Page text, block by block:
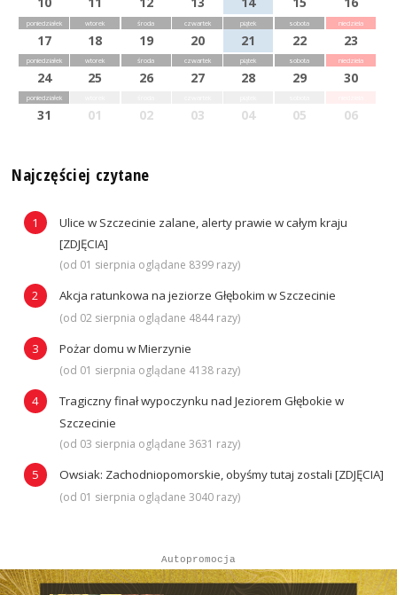
poniedziałek
17
wtorek
18
środa
19
czwartek
20
piątek
21
sobota
22
niedziela
23
poniedziałek
24
wtorek
25
środa
26
czwartek
27
piątek
28
sobota
29
niedziela
30
poniedziałek
31 01 02 03 04 05 06
Najczęściej czytane
Ulice w Szczecinie zalane, alerty prawie w całym kraju
[ZDJĘCIA]
(od 01 sierpnia oglądane 8399 razy)
Akcja ratunkowa na jeziorze Głębokim w Szczecinie
(od 02 sierpnia oglądane 4844 razy)
Pożar domu w Mierzynie
(od 01 sierpnia oglądane 4138 razy)
Tragiczny finał wypoczynku nad Jeziorem Głębokie w
Szczecinie
(od 03 sierpnia oglądane 3631 razy)
Owsiak: Zachodniopomorskie, obyśmy tutaj zostali [ZDJĘCIA]
(od 01 sierpnia oglądane 3040 razy)
Autopromocja